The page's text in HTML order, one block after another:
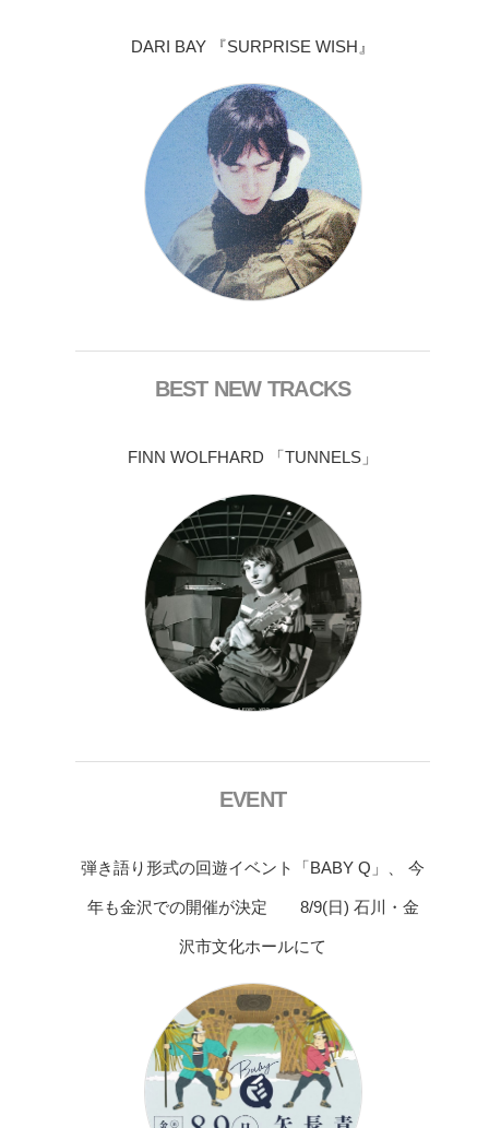
DARI BAY 『SURPRISE WISH』
BEST NEW TRACKS
FINN WOLFHARD 「TUNNELS」
EVENT
弾き語り形式の回遊イベント「BABY Q」、 今
年も金沢での開催が決定 8/9(日) 石川・金
沢市文化ホールにて